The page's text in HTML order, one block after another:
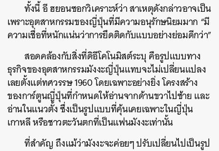
ทั้งนี้ อี ฮยอนซอกวิเคราะห์ว่า สาเหตุดังกล่าวอาจเป็น
เพราะอุตสาหกรรมของญี่ปุ่นที่มีความอนุรักษนิยมมาก “มี
ความเชื่อที่หนักแน่นว่าการยึดติดกับแบบอย่างย่อมดีกว่า”
สอดคล้องกับสิ่งที่ดิอีโคโนมิสต์ระบุ คือรูปแบบทาง
ธุรกิจของอุตสาหกรรมมังงะญี่ปุ่นแทบจะไม่เปลี่ยนแปลง
เลยตั้งแต่ทศวรรษ 1960 โดยเฉพาะอย่างยิ่ง โครงสร้าง
ของการ์ตูนญี่ปุ่นที่กำหนดให้อ่านจากด้านขวาไปซ้าย และ
อ่านในแนวตั้ง ซึ่งเป็นรูปแบบที่คุ้นเคยเฉพาะในญี่ปุ่น
เกาหลี หรือชาวตะวันตกที่เป็นแฟนมังงะเท่านั้น
ที่สำคัญ ถึงแม้ว่ามังงะจะค่อยๆ ปรับเปลี่ยนไปเป็นรูป